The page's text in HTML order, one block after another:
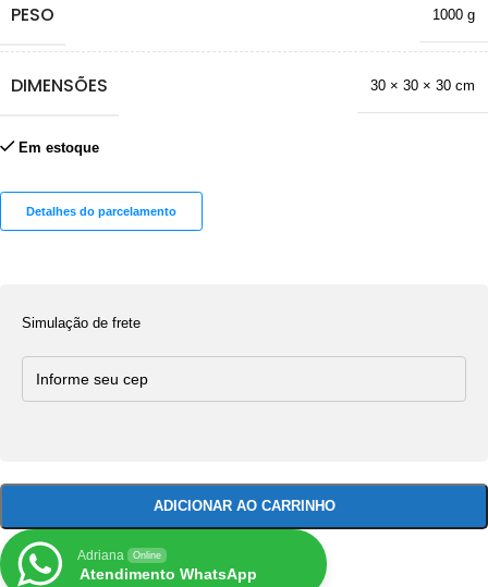
PESO 1000 g
DIMENSÕES 30 × 30 × 30 cm
Em estoque
Detalhes do parcelamento
Simulação de frete
ADICIONAR AO CARRINHO
Adriana Online
Atendimento WhatsApp